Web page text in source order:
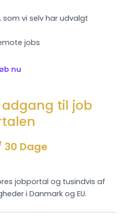
som vi selv har udvalgt
jobs
nu
adgang til job
30 Dage
jobportal og tusindvis af
i Danmark og EU.